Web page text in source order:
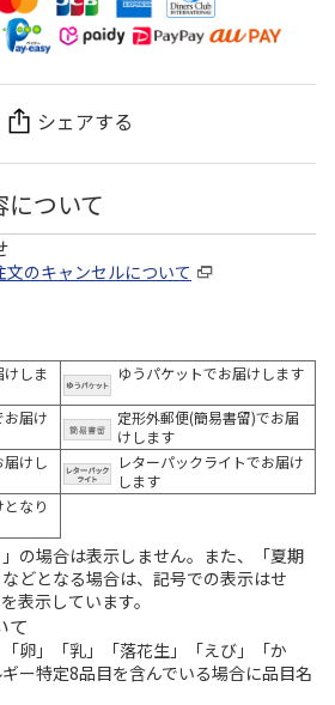
シェアする
ついて
文のキャンセルについて
けしま
ゆうパケットでお届けします
お届け
定形外郵便(簡易書留)でお届
けします
けし
レターパックライトでお届け
します
なり
の場合は表示しません。また、「夏期
どとなる場合は、記号での表示はせ
表示しています。
て
卵」「乳」「落花生」「えび」「か
ー特定8品目を含んでいる場合に品目名